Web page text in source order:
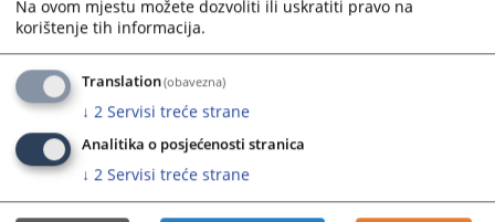
Na ovom mjestu možete dozvoliti ili uskratiti pravo na
korištenje tih informacija.
Translation(obavezna)
↓ 2 Servisi treće strane
Analitika o posjećenosti stranica
↓ 2 Servisi treće strane